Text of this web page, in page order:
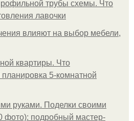
трубы схемы. Что
лавочки
влияют на выбор мебели,
квартиры. Что
5-комнатной
руками. Поделки своими
фото): подробный мастер-